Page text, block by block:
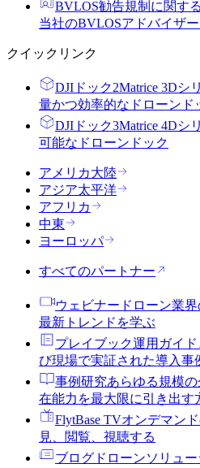
BVLOS勧告規制に関す
当社のBVLOSアドバイザ
クイックリンク
DJIドック2Matrice 3Dシ
量かつ効率的なドローンド
DJIドック3Matrice 4Dシ
可能なドローンドック
アメリカ大陸
アジア太平洋
アフリカ
中東
ヨーロッパ
すべてのパートナー
ウェビナー ドローン業
最新トレンドを学ぶ
プレイブック運用ガイ
び現場で実証された導入事
事例研究あらゆる規模
在能力を最大限に引き出す
FlytBase TVオンデマン
見、閲覧、視聴する
ブログ ドローンソリュ